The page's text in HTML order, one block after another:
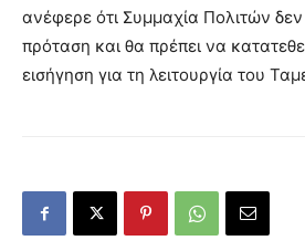
ανέφερε ότι Συμμαχία Πολιτών
πρόταση και θα πρέπει να
εισήγηση για τη λειτουργία του